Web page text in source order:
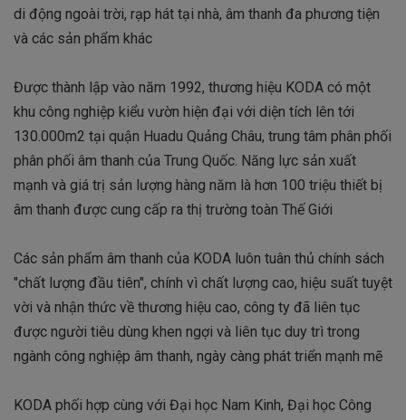
di động ngoài trời, rạp hát tại nhà, âm thanh đa phương tiện
và các sản phẩm khác
Được thành lập vào năm 1992, thương hiệu KODA có một
khu công nghiệp kiểu vườn hiện đại với diện tích lên tới
130.000m2 tại quận Huadu Quảng Châu, trung tâm phân phối
phân phối âm thanh của Trung Quốc. Năng lực sản xuất
mạnh và giá trị sản lượng hàng năm là hơn 100 triệu thiết bị
âm thanh được cung cấp ra thị trường toàn Thế Giới
Các sản phẩm âm thanh của KODA luôn tuân thủ chính sách
"chất lượng đầu tiên", chính vì chất lượng cao, hiệu suất tuyệt
vời và nhận thức về thương hiệu cao, công ty đã liên tục
được người tiêu dùng khen ngợi và liên tục duy trì trong
ngành công nghiệp âm thanh, ngày càng phát triển mạnh mẽ
KODA phối hợp cùng với Đại học Nam Kinh, Đại học Công